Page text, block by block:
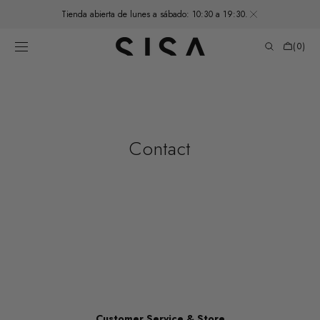
Tienda abierta de lunes a sábado: 10:30 a 19:30.
Cart
(0)
Contact